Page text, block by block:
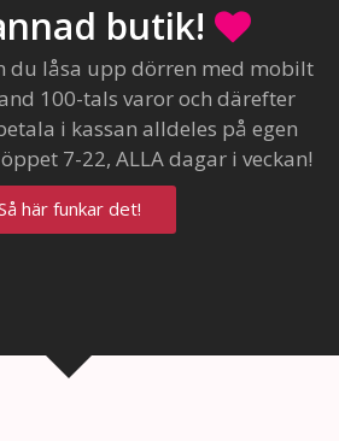
butik!
du låsa upp dörren med mobilt
100-tals varor och därefter
i kassan alldeles på egen
7-22, ALLA dagar i veckan!
här funkar det!